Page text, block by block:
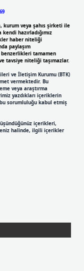
kurum veya şahıs şirketi ile
hazırladığımız
haber niteliği
paylaşım
benzerlikleri tamamen
tavsiye niteliği taşımazlar.
ve İletişim Kurumu (BTK)
vermektedir. Bu
veya araştırma
yazdıkları içeriklerin
sorumluluğu kabul etmiş
içerikleri,
halinde, ilgili içerikler